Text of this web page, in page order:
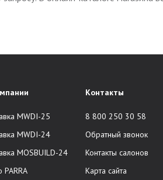
MWDI-25
MWDI-24
MOSBUILD-24
PARRA
Контакты
8 800 250 30 58
Обратный звонок
Контакты салонов
Карта сайта